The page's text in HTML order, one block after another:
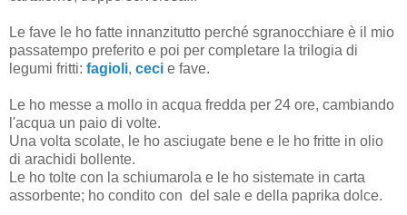
Le fave le ho fatte innanzitutto perché sgranocchiare è il mio
passatempo preferito e poi per completare la trilogia di
legumi fritti: fagioli, ceci e fave.
Le ho messe a mollo in acqua fredda per 24 ore, cambiando
l'acqua un paio di volte.
Una volta scolate, le ho asciugate bene e le ho fritte in olio
di arachidi bollente.
Le ho tolte con la schiumarola e le ho sistemate in carta
assorbente; ho condito con del sale e della paprika dolce.